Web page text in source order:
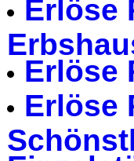
Erlöse
Erlöse
Erlöse